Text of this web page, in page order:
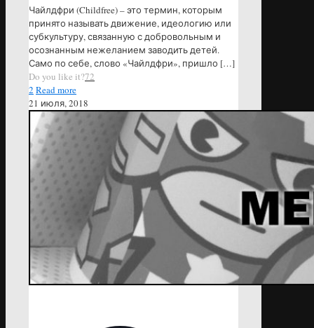
Чайлдфри (Childfree) – это термин, которым
принято называть движение, идеологию или
субкультуру, связанную с добровольным и
осознанным нежеланием заводить детей.
Само по себе, слово «Чайлдфри», пришло […]
Do you like it?72
2 Read more
21 июля, 2018